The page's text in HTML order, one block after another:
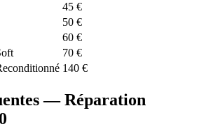
45 €
50 €
60 €
70 €
140 €
— Réparation